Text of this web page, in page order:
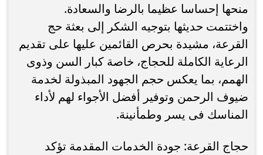
منحها إحساسا عظيما بالرضا والسعادة.
واختتمت حديثها بتوجيه الشكر إلى بعثة حج
القرعة، مشيدة بحرص القائمين عليها على تقديم
الرعاية الكاملة للحجاج، خاصة كبار السن وذوى
الهمم، بما يعكس حجم الجهود المبذولة لخدمة
ضيوف الرحمن وتوفير أفضل الأجواء لهم لأداء
المناسك فى يسر وطمأنينة.
حجاج القرعة: جودة الخدمات المقدمة تؤكد